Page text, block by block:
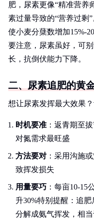
肥，尿素更像“精准营养
素过量导致的“营养过剩
使小麦分蘖数增加15%-
要注意，尿素虽好，可
长，抗倒伏能力下降。
二、尿素追肥的黄
想让尿素发挥最大效果
时机要准 ：返青期至
对氮需求最旺盛
方法要对 ：采用沟施
致挥发损失
用量要巧 ：每亩10-15
升30%特别提醒：追
分解成氨气挥发，相当